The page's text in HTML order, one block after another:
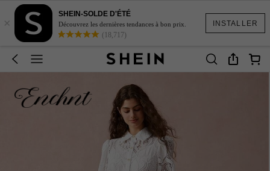
INSTALLER
×
SHEIN-SOLDE D'ÉTÉ
Découvrez les dernières tendances à bon prix.
(18,717)